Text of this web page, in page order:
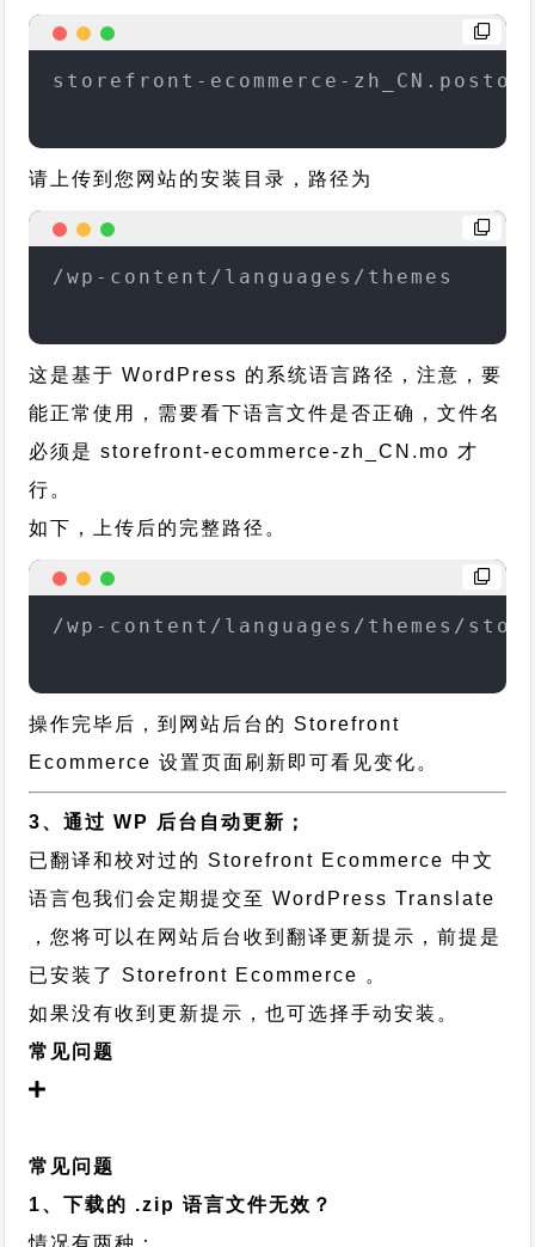
storefront-ecommerce-
请上传到您网站的安装目录，路径为
/wp-content/languages/themes
这是基于 WordPress 的系统语言路径，注意，要
能正常使用，需要看下语言文件是否正确，文件名
必须是 storefront-ecommerce-zh_CN.mo 才
行。
如下，上传后的完整路径。
/wp-content/languages/themes/
操作完毕后，到网站后台的 Storefront
Ecommerce 设置页面刷新即可看见变化。
3、通过 WP 后台自动更新；
已翻译和校对过的 Storefront Ecommerce 中文
语言包我们会定期提交至 WordPress Translate
，您将可以在网站后台收到翻译更新提示，前提是
已安装了 Storefront Ecommerce 。
如果没有收到更新提示，也可选择手动安装。
常见问题
常见问题
1、下载的 .zip 语言文件无效？
情况有两种：